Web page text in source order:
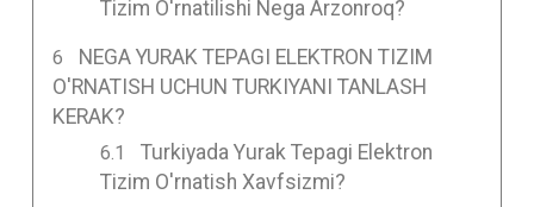
Tizim O'rnatilishi Nega Arzonroq?
NEGA YURAK TEPAGI ELEKTRON TIZIM
O'RNATISH UCHUN TURKIYANI TANLASH
KERAK?
Turkiyada Yurak Tepagi Elektron
Tizim O'rnatish Xavfsizmi?